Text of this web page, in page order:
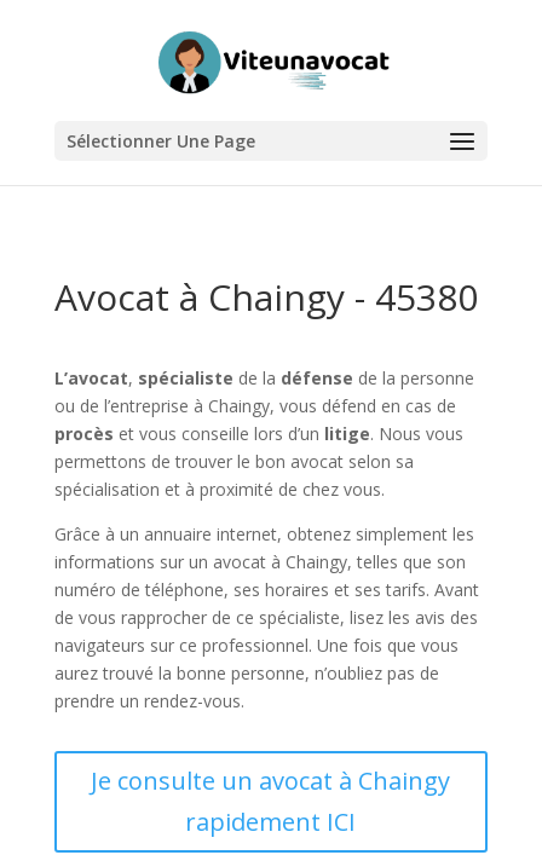
Sélectionner Une Page
Avocat à Chaingy - 45380
L’avocat, spécialiste de la défense de la personne
ou de l’entreprise à Chaingy, vous défend en cas de
procès et vous conseille lors d’un litige. Nous vous
permettons de trouver le bon avocat selon sa
spécialisation et à proximité de chez vous.
Grâce à un annuaire internet, obtenez simplement les
informations sur un avocat à Chaingy, telles que son
numéro de téléphone, ses horaires et ses tarifs. Avant
de vous rapprocher de ce spécialiste, lisez les avis des
navigateurs sur ce professionnel. Une fois que vous
aurez trouvé la bonne personne, n’oubliez pas de
prendre un rendez-vous.
Je consulte un avocat à Chaingy
rapidement ICI